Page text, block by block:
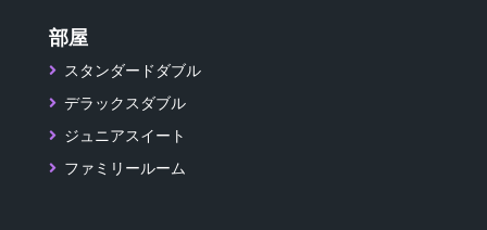
部屋
スタンダードダブル
デラックスダブル
ジュニアスイート
ファミリールーム